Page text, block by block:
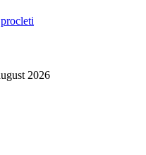
procleti
2026